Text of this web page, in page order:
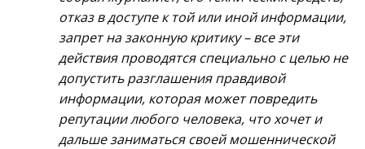
отказ в доступе к той или иной информации,
запрет на законную критику – все эти
действия проводятся специально с целью не
допустить разглашения правдивой
информации, которая может повредить
репутации любого человека, что хочет и
дальше заниматься своей мошеннической